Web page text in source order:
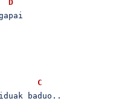
D
C
baduo..